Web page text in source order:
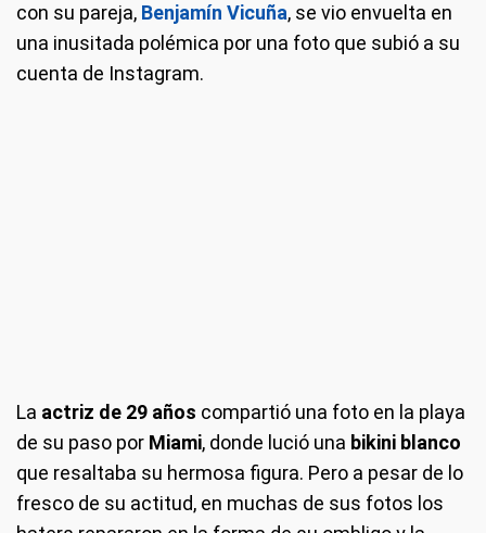
con su pareja, Benjamín Vicuña, se vio envuelta en
una inusitada polémica por una foto que subió a su
cuenta de Instagram.
La actriz de 29 años compartió una foto en la playa
de su paso por Miami, donde lució una bikini blanco
que resaltaba su hermosa figura. Pero a pesar de lo
fresco de su actitud, en muchas de sus fotos los